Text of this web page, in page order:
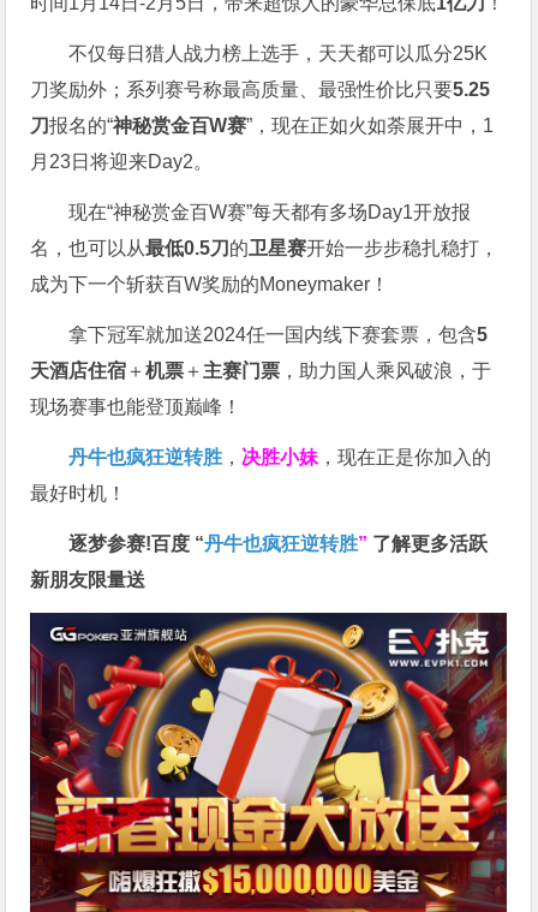
不仅每日猎人战力榜上选手，天天都可以瓜分25K
刀奖励外；系列赛号称最高质量、最强性价比只要5.25
刀报名的“神秘赏金百W赛”，现在正如火如荼展开中，1
月23日将迎来Day2。
现在“神秘赏金百W赛”每天都有多场Day1开放报
名，也可以从最低0.5刀 的卫星赛开始一步步稳扎稳打，
成为下一个斩获百W奖励的Moneymaker！
拿下冠军就加送2024任一国内线下赛套票，包含5
天酒店住宿 ＋机票 ＋ 主赛门票 ，助力国人乘风破浪，于
现场赛事也能登顶巅峰！
丹牛也疯狂逆转胜 ， 决胜小妹 ，现在正是你加入的
最好时机！
逐梦参赛!百度 “丹牛也疯狂逆转胜” 了解更多活跃
新朋友限量送